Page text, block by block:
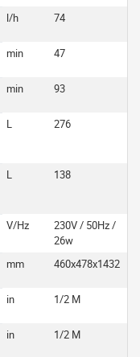
l/h 74
min 47
min 93
L 276
L 138
V/Hz
230V / 50Hz /
26w
mm 460x478x1432
in 1/2 M
in 1/2 M